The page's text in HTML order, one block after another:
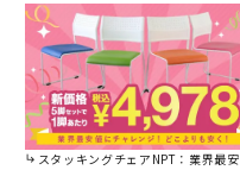
スタッキングチェアNPT：業界最安値に挑戦！